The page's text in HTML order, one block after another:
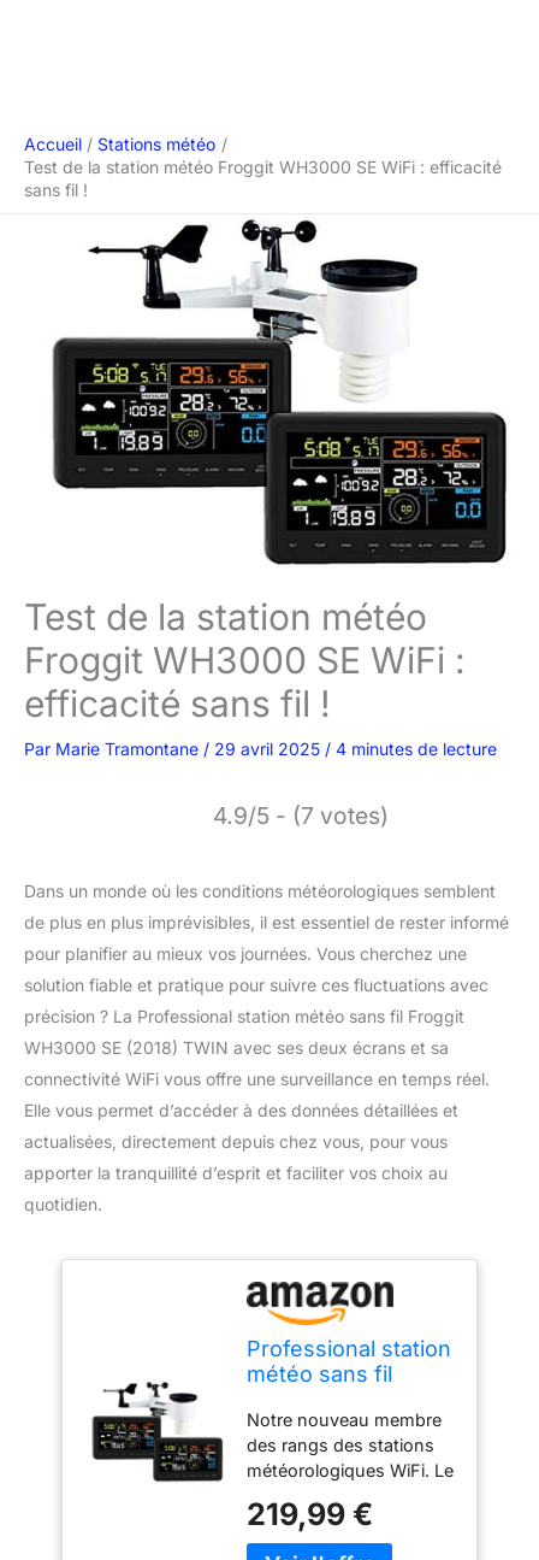
Accueil
Stations météo
Test de la station météo Froggit WH3000 SE WiFi : efficacité
sans fil !
Test de la station météo
Froggit WH3000 SE WiFi :
efficacité sans fil !
Par Marie Tramontane / 29 avril 2025 / 4 minutes de lecture
4.9/5 - (7 votes)
Dans un monde où les conditions météorologiques semblent
de plus en plus imprévisibles, il est essentiel de rester informé
pour planifier au mieux vos journées. Vous cherchez une
solution fiable et pratique pour suivre ces fluctuations avec
précision ? La Professional station météo sans fil Froggit
WH3000 SE (2018) TWIN avec ses deux écrans et sa
connectivité WiFi vous offre une surveillance en temps réel.
Elle vous permet d’accéder à des données détaillées et
actualisées, directement depuis chez vous, pour vous
apporter la tranquillité d’esprit et faciliter vos choix au
quotidien.
Professional station
météo sans fil
(2018) TWIN (2
Displays) - Internet
WiFi Station
météorologique
Notre nouveau membre
des rangs des stations
météorologiques WiFi. Le
dernières technologies
de mesure du temps
219,99 €